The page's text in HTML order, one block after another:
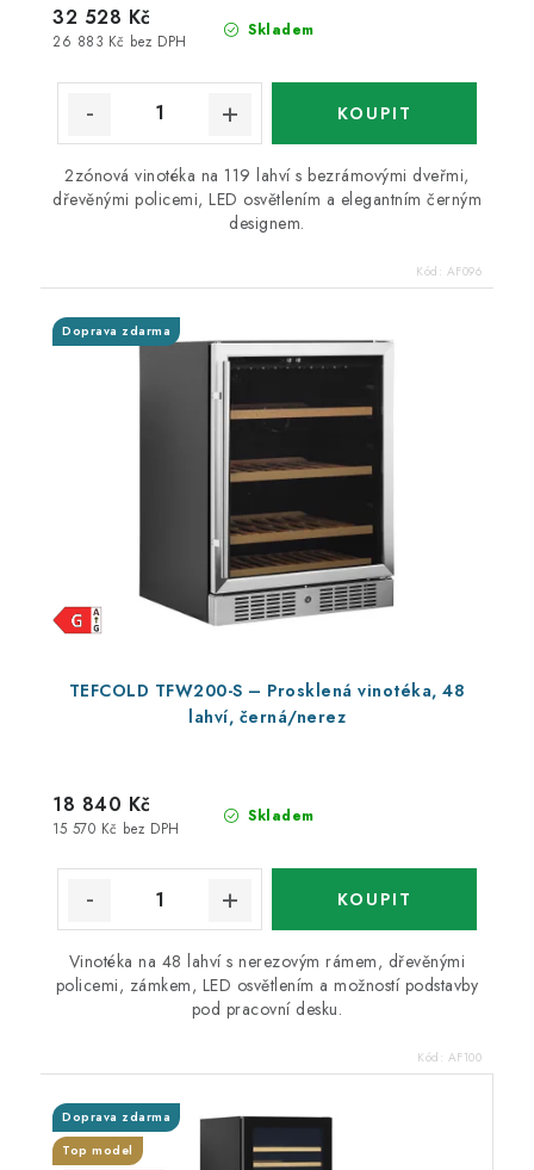
Skladem
26 883 Kč bez DPH
32 528 Kč
2zónová vinotéka na 119 lahví s bezrámovými dveřmi,
dřevěnými policemi, LED osvětlením a elegantním černým
designem.
Kód: AF096
TEFCOLD TFW200-S – Prosklená vinotéka, 48
lahví, černá/nerez
Doprava zdarma
Skladem
15 570 Kč bez DPH
18 840 Kč
Vinotéka na 48 lahví s nerezovým rámem, dřevěnými
policemi, zámkem, LED osvětlením a možností podstavby
pod pracovní desku.
Kód: AF100
Doprava zdarma
Top model